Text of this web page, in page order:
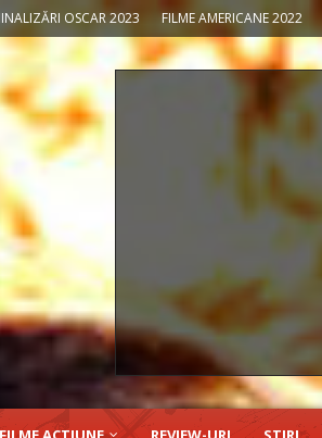
OSCAR 2023 FILME AMERICANE 2022